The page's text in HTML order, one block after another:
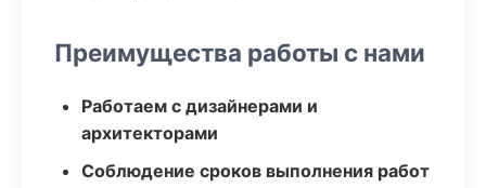
Преимущества работы с нами
Работаем с дизайнерами и
архитекторами
Соблюдение сроков выполнения работ